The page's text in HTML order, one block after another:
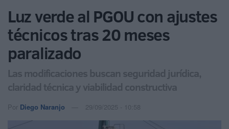
Luz verde al PGOU con ajustes
técnicos tras 20 meses
paralizado
Las modificaciones buscan seguridad jurídica,
claridad técnica y viabilidad constructiva
Por Diego Naranjo 29/09/2025 - 10:58